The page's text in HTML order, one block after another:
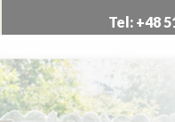
Tel: +48